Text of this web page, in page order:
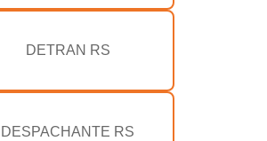
DETRAN RS
DESPACHANTE RS